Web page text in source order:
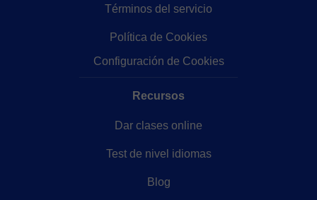
Términos del servicio
Política de Cookies
Configuración de Cookies
Recursos
Dar clases online
Test de nivel idiomas
Blog